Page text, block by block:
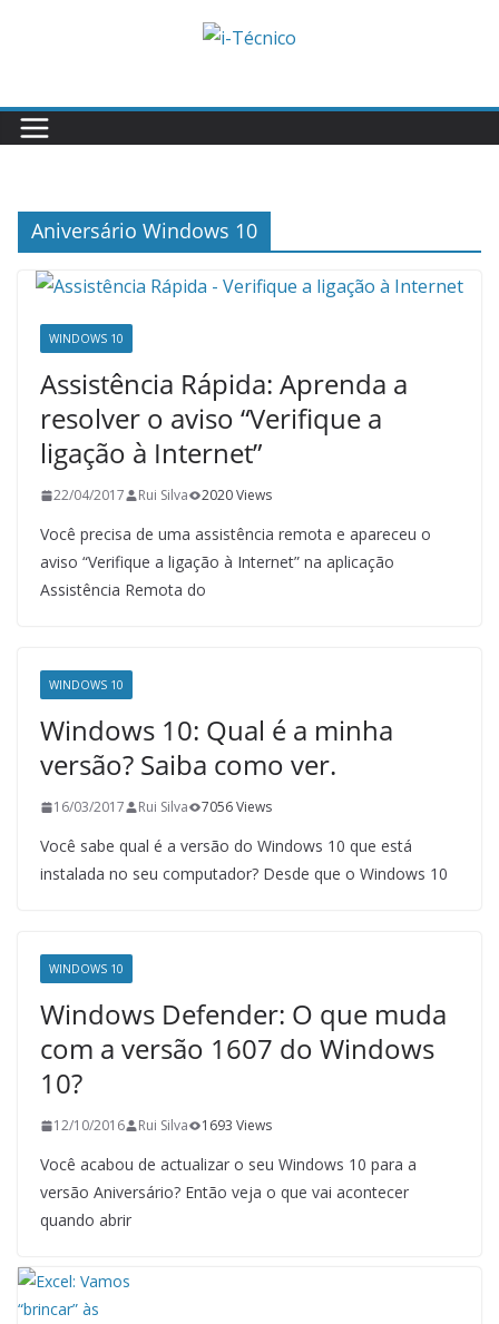
Aniversário Windows 10
WINDOWS 10
Assistência Rápida: Aprenda a
resolver o aviso “Verifique a
ligação à Internet”
22/04/2017 Rui Silva 2020 Views
Você precisa de uma assistência remota e apareceu o
aviso “Verifique a ligação à Internet” na aplicação
Assistência Remota do
WINDOWS 10
Windows 10: Qual é a minha
versão? Saiba como ver.
16/03/2017 Rui Silva 7056 Views
Você sabe qual é a versão do Windows 10 que está
instalada no seu computador? Desde que o Windows 10
WINDOWS 10
Windows Defender: O que muda
com a versão 1607 do Windows
10?
12/10/2016 Rui Silva 1693 Views
Você acabou de actualizar o seu Windows 10 para a
versão Aniversário? Então veja o que vai acontecer
quando abrir